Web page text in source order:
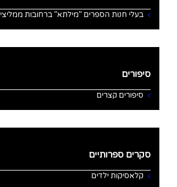
בעלי חנות הספרים "מילתא" ברחובות
סיפורים
סיפורים קצרים
סקרים ספרותיים
קלאסיקות ילדים